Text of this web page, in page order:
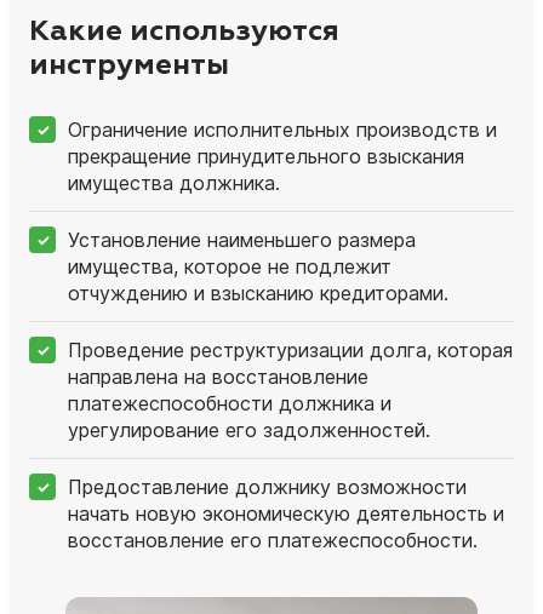
Какие используются
инструменты
Ограничение исполнительных производств и
прекращение принудительного взыскания
имущества должника.
Установление наименьшего размера
имущества, которое не подлежит
отчуждению и взысканию кредиторами.
Проведение реструктуризации долга, которая
направлена на восстановление
платежеспособности должника и
урегулирование его задолженностей.
Предоставление должнику возможности
начать новую экономическую деятельность и
восстановление его платежеспособности.